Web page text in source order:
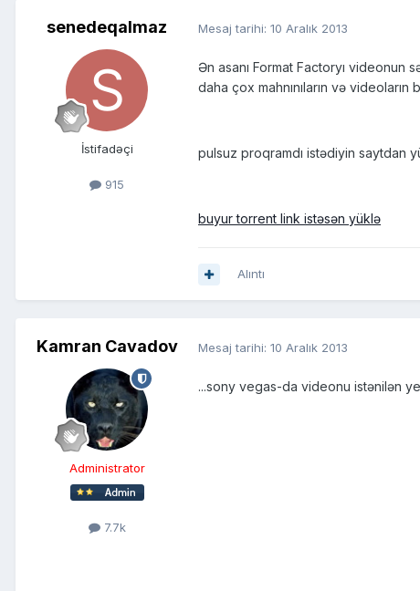
senedeqalmaz
İstifadəçi
915
Mesaj tarihi: 10 Aralık 2013
Ən asanı Format Factoryı videonun
daha çox mahnınıların və
pulsuz proqramdı istədiyin saytdan
buyur torrent link istəsən yüklə
Alıntı
Kamran Cavadov
Administrator
7.7k
Mesaj tarihi: 10 Aralık 2013
...sony vegas-da videonu istənilən